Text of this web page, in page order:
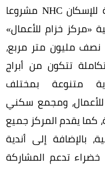
كما أعلنت الشركة الوطنية للإسكان NHC مشروعا
«مركز خزام للأعمال»
مليون متر مربع،
تتكون من أبراج
متنوعة بمختلف
للأعمال، ومجمع سكني
كما يقدم المركز جميع
بالإضافة إلى أندية
تدعم المشاركة